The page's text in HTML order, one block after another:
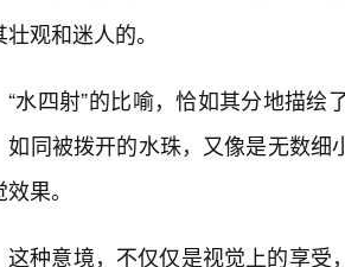
观和迷人的。
“水四射”的比喻，恰如其分地描
如同被拨开的水珠，又像是无数
果。
这种意境，不仅仅是视觉上的享受